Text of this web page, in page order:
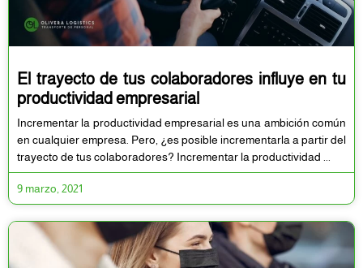
El trayecto de tus colaboradores influye en tu
productividad empresarial
Incrementar la productividad empresarial es una ambición común
en cualquier empresa. Pero, ¿es posible incrementarla a partir del
trayecto de tus colaboradores? Incrementar la productividad
9 marzo, 2021